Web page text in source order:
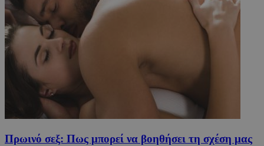
Πρωινό σεξ: Πως μπορεί να βοηθήσει τη σχέση μας